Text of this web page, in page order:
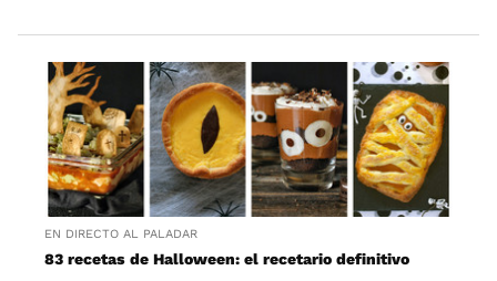
EN DIRECTO AL PALADAR
83 recetas de Halloween: el recetario definitivo